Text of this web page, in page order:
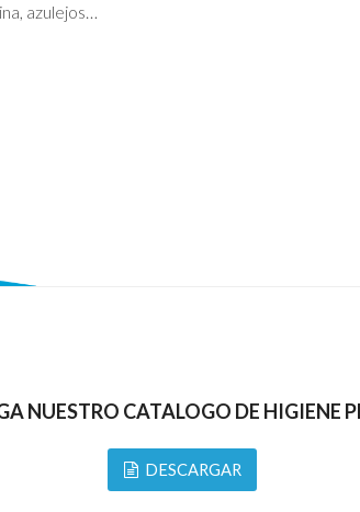
azulejos…
NUESTRO CATALOGO DE HIGIENE
DESCARGAR